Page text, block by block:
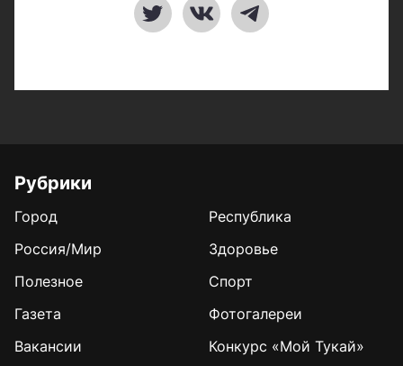
Рубрики
Город
Республика
Россия/Мир
Здоровье
Полезное
Спорт
Газета
Фотогалереи
Вакансии
Конкурс «Мой Тукай»